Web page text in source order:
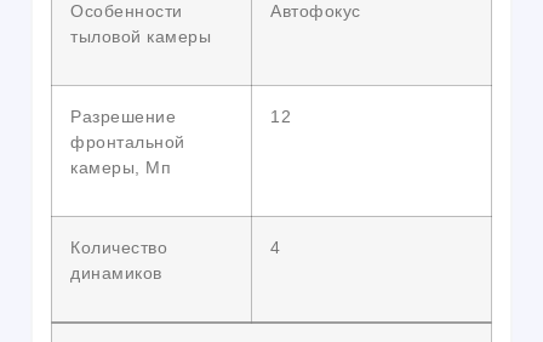
Особенности
тыловой камеры
Автофокус
Разрешение
фронтальной
камеры, Мп
12
Количество
динамиков
4